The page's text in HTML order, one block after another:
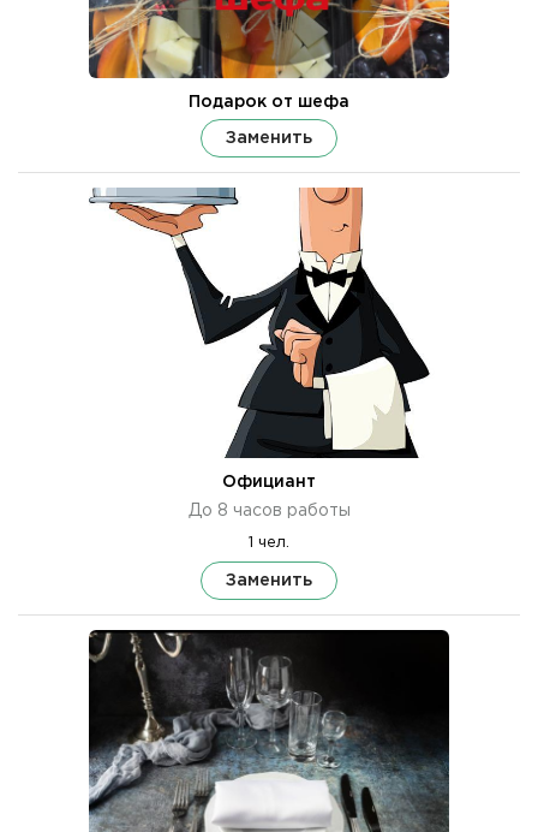
Подарок от шефа
Заменить
Официант
До 8 часов работы
1 чел.
Заменить